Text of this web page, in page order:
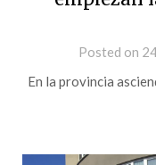
Posted on
En la provincia